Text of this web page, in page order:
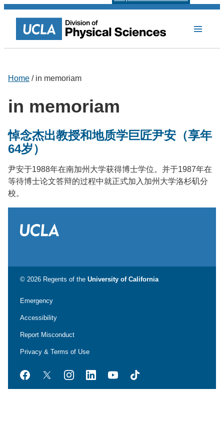
Home / in memoriam
in memoriam
悼念杰出教授和地质学巨匠尹安（享年
64岁）
尹安于1988年在南加州大学获得博士学位。并于1987年在
等待博士论文答辩的过程中就正式加入加州大学洛杉矶分
校。
© 2026 Regents of the University of California
Emergency
Accessibility
Report Misconduct
Privacy & Terms of Use
FacebookTwitterInstagramLinkedInYouTubeTikTok